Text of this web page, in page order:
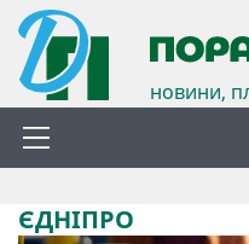
новини,
ЄДНІПРО